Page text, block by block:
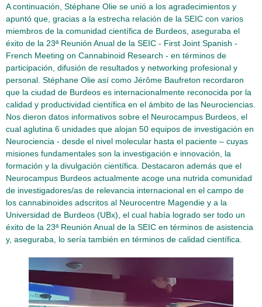
A continuación, Stéphane Olie se unió a los agradecimientos y
apuntó que, gracias a la estrecha relación de la SEIC con varios
miembros de la comunidad científica de Burdeos, aseguraba el
éxito de la 23ª Reunión Anual de la SEIC - First Joint Spanish -
French Meeting on Cannabinoid Research - en términos de
participación, difusión de resultados y networking profesional y
personal. Stéphane Olie así como Jérôme Baufreton recordaron
que la ciudad de Burdeos es internacionalmente reconocida por la
calidad y productividad científica en el ámbito de las Neurociencias.
Nos dieron datos informativos sobre el Neurocampus Burdeos, el
cual aglutina 6 unidades que alojan 50 equipos de investigación en
Neurociencia - desde el nivel molecular hasta el paciente – cuyas
misiones fundamentales son la investigación e innovación, la
formación y la divulgación científica. Destacaron además que el
Neurocampus Burdeos actualmente acoge una nutrida comunidad
de investigadores/as de relevancia internacional en el campo de
los cannabinoides adscritos al Neurocentre Magendie y a la
Universidad de Burdeos (UBx), el cual había logrado ser todo un
éxito de la 23ª Reunión Anual de la SEIC en términos de asistencia
y, aseguraba, lo sería también en términos de calidad científica.